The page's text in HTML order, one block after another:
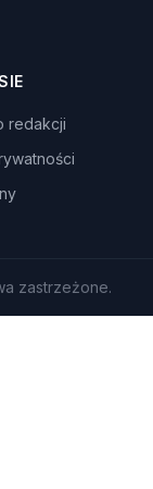
redakcji
zastrzeżone.